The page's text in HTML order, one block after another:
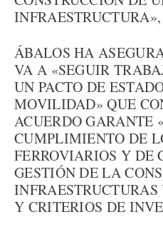
ÁBALOS HA
VA A «SEGUIR
UN PACTO DE
MOVILIDAD» QUE
ACUERDO GARANTE
CUMPLIMIENTO DE
FERROVIARIOS Y DE
GESTIÓN DE LA
Y CRITERIOS DE